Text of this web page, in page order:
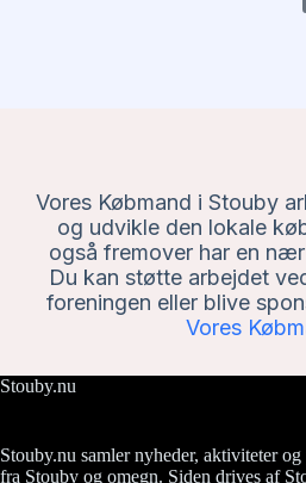
Vores Købmand i Stouby
og udvikle den lokale
også fremover har en
Du kan støtte arbejdet
foreningen eller blive
Vores
Stouby.nu
Stouby.nu samler nyheder, aktiviteter
fra Stouby og omegn. Siden drives af